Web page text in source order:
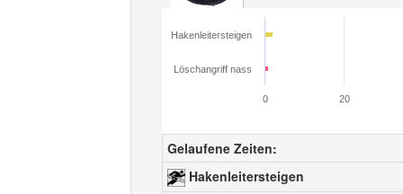
Hakenleitersteigen
Löschangriff nass
0 20
Gelaufene Zeiten:
Hakenleitersteigen